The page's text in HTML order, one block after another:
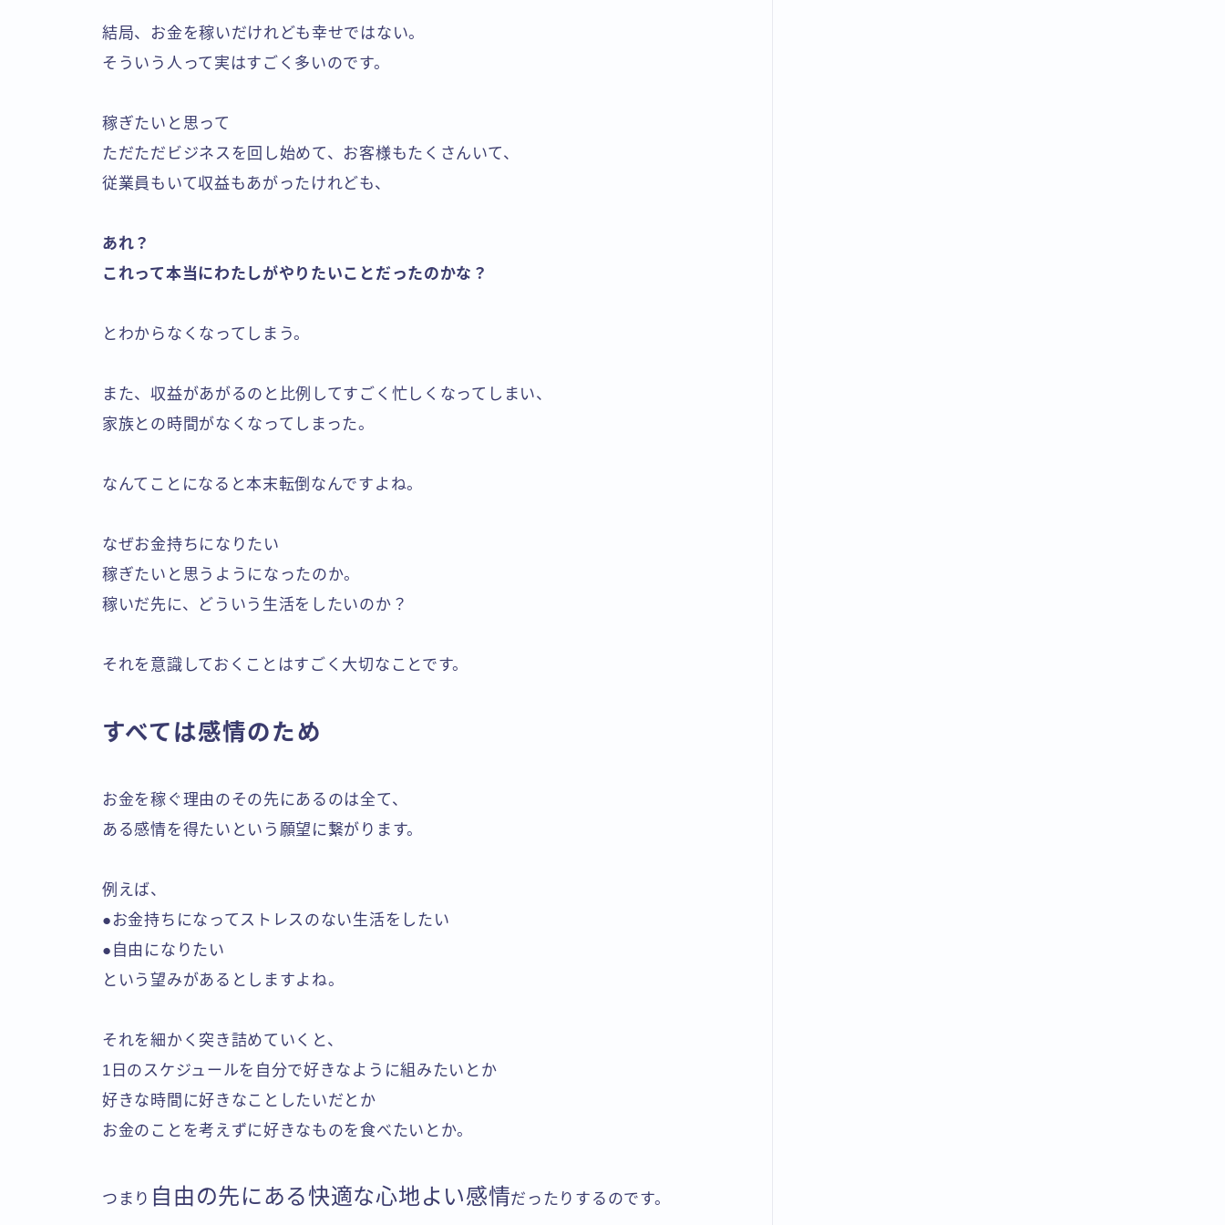
結局、お金を稼いだけれども幸せではない。
そういう人って実はすごく多いのです。
稼ぎたいと思って
ただただビジネスを回し始めて、お客様もたくさんいて、
従業員もいて収益もあがったけれども、
あれ？
これって本当にわたしがやりたいことだったのかな？
とわからなくなってしまう。
また、収益があがるのと比例してすごく忙しくなってしまい、
家族との時間がなくなってしまった。
なんてことになると本末転倒なんですよね。
なぜお金持ちになりたい
稼ぎたいと思うようになったのか。
稼いだ先に、どういう生活をしたいのか？
それを意識しておくことはすごく大切なことです。
すべては感情のため
お金を稼ぐ理由のその先にあるのは全て、
ある感情を得たいという願望に繋がります。
例えば、
●お金持ちになってストレスのない生活をしたい
●自由になりたい
という望みがあるとしますよね。
それを細かく突き詰めていくと、
1日のスケジュールを自分で好きなように組みたいとか
好きな時間に好きなことしたいだとか
お金のことを考えずに好きなものを食べたいとか。
つまり 自由の先にある快適な心地よい感情だったりするのです。